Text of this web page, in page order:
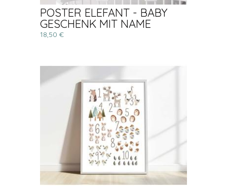
POSTER ELEFANT - BABY
GESCHENK MIT NAME
18,50 €